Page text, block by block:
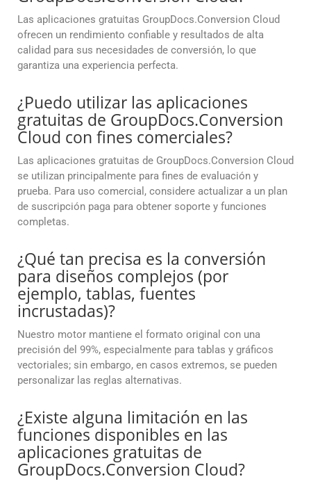
Las aplicaciones gratuitas GroupDocs.Conversion Cloud
ofrecen un rendimiento confiable y resultados de alta
calidad para sus necesidades de conversión, lo que
garantiza una experiencia perfecta.
¿Puedo utilizar las aplicaciones
gratuitas de GroupDocs.Conversion
Cloud con fines comerciales?
Las aplicaciones gratuitas de GroupDocs.Conversion Cloud
se utilizan principalmente para fines de evaluación y
prueba. Para uso comercial, considere actualizar a un plan
de suscripción paga para obtener soporte y funciones
completas.
¿Qué tan precisa es la conversión
para diseños complejos (por
ejemplo, tablas, fuentes
incrustadas)?
Nuestro motor mantiene el formato original con una
precisión del 99%, especialmente para tablas y gráficos
vectoriales; sin embargo, en casos extremos, se pueden
personalizar las reglas alternativas.
¿Existe alguna limitación en las
funciones disponibles en las
aplicaciones gratuitas de
GroupDocs.Conversion Cloud?